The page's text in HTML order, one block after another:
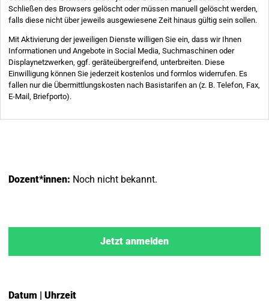
Dozent*innen: Noch nicht bekannt.
Jetzt anmelden
Datum | Uhrzeit